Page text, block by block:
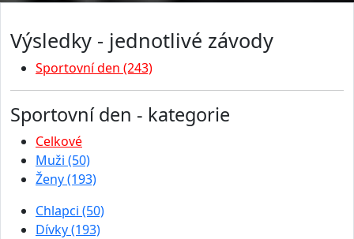
Výsledky - jednotlivé závody
Sportovní den (243)
Sportovní den - kategorie
Celkové
Muži (50)
Ženy (193)
Chlapci (50)
Dívky (193)